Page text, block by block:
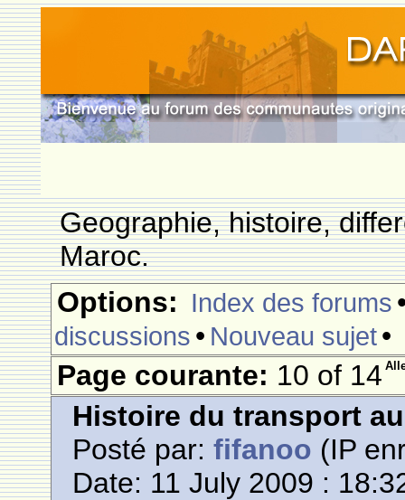
Geographie, histoire,
Maroc.
Options: Index des forums
discussions • Nouveau sujet•
Page courante: 10 of 14
Histoire du transport
Posté par:fifanoo (IP
Date: 11 July 2009 :